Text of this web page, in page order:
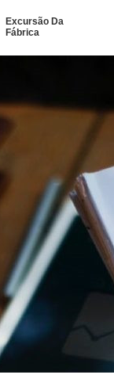
Excursão Da
Fábrica